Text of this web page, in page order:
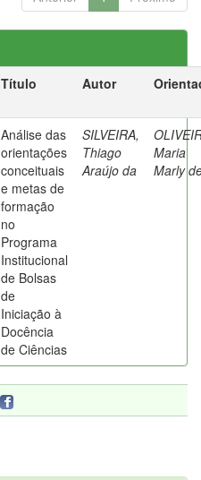
Título Autor
Análise das
orientações
conceituais
e metas de
formação
no
Programa
Institucional
de Bolsas
de
Iniciação à
Docência
de Ciências
SILVEIRA,
Thiago
Araújo da
Maria
Marly